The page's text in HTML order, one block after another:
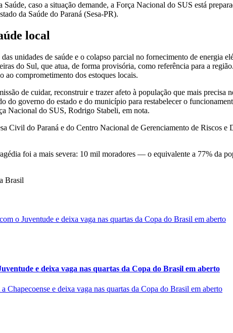
caso a situação demande, a Força Nacional do SUS está
da Saúde do Paraná (Sesa-PR).
local
unidades de saúde e o colapso parcial no fornecimento de
do Sul, que atua, de forma provisória, como referência para a
ao comprometimento dos estoques locais.
de cuidar, reconstruir e trazer afeto à população que mais
do governo do estado e do município para restabelecer o
Nacional do SUS, Rodrigo Stabeli, em nota.
Civil do Paraná e do Centro Nacional de Gerenciamento de Riscos
foi a mais severa: 10 mil moradores — o equivalente a 77% da
Brasil
e deixa vaga nas quartas da Copa do Brasil em aberto